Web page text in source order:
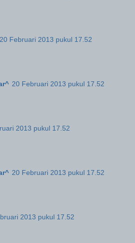
20 Februari 2013 pukul 17.52
20 Februari 2013 pukul 17.52
2013 pukul 17.52
20 Februari 2013 pukul 17.52
2013 pukul 17.52